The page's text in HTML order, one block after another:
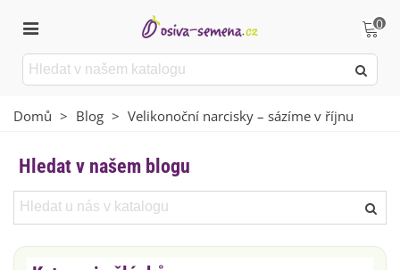
0
Domů > Blog > Velikonoční narcisky – sázíme v říjnu
Hledat v našem blogu